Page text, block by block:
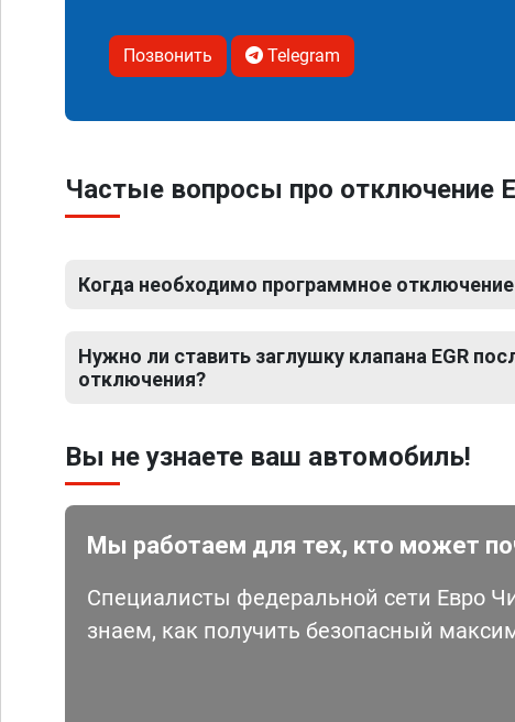
Позвонить Telegram
Частые вопросы про отключение
Когда необходимо программное отключение
Нужно ли ставить заглушку клапана EGR
отключения?
Вы не узнаете ваш автомобиль!
Мы работаем для тех, кто может
Специалисты федеральной сети Евро
знаем, как получить безопасный